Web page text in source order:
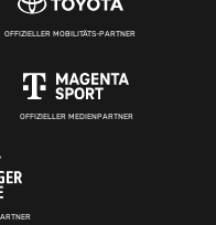
OFFIZIELLER MOBILITÄTS-PARTNER
OFFIZIELLER MEDIENPARTNER